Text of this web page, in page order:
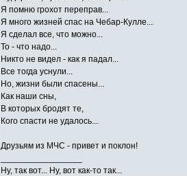
Я помню грохот переправ...
Я много жизней спас на Чебар-Кулле...
Я сделал все, что можно...
То - что надо...
Никто не видел - как я падал...
Все тогда уснули...
Но, жизни были спасены...
Как наши сны,
В которых бродят те,
Кого спасти не удалось...
Друзьям из МЧС - привет и поклон!
Ну, так вот... Ну, вот как-то так...